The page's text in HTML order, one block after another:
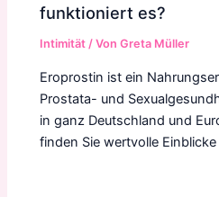
funktioniert es?
Intimität / VonGreta Müller
Eroprostin ist ein
Prostata- und
in ganz Deutschland und
finden Sie wertvolle